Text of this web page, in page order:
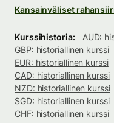
Kansainväliset
Kurssihistoria:
AUD:
GBP: historiallinen kurssi
EUR: historiallinen kurssi
CAD: historiallinen kurssi
NZD: historiallinen kurssi
SGD: historiallinen kurssi
CHF: historiallinen kurssi